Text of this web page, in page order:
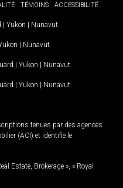
TÉMOINS ACCESSIBILITÉ
Yukon Nunavut.
Nunavut.
Yukon Nunavut
Yukon Nunavut
tenues par des agences
(ACI) et identifie le
Estate, Brokerage », « Royal